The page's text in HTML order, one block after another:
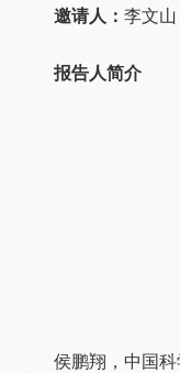
邀请人： 李文山
报告人简介
侯鹏翔，中国